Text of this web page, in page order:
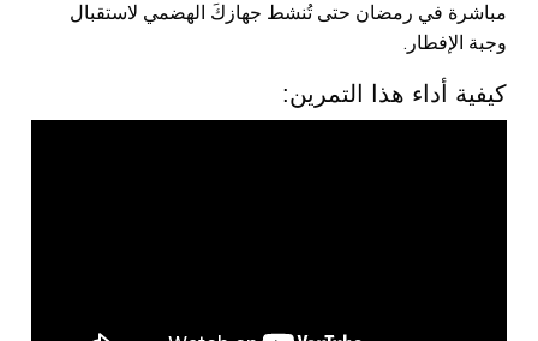
مباشرة في رمضان حتى تُنشط جهازكَ الهضمي لاستقبال
وجبة الإفطار.
كيفية أداء هذا التمرين: